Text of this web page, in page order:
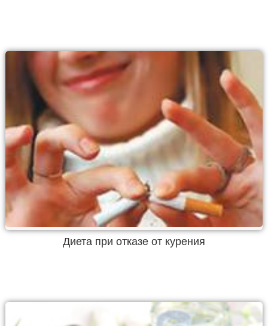
Диета при отказе от курения